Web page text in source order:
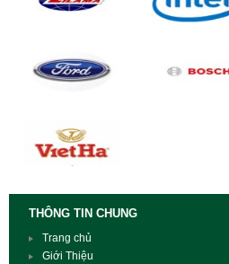
THÔNG TIN CHUNG
Trang chủ
Giới Thiệu